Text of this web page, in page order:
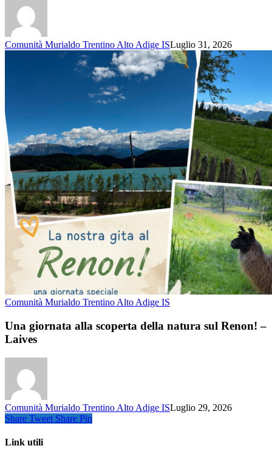
Comunità Murialdo Trentino Alto Adige ISLuglio 31, 2026
Comunità Murialdo Trentino Alto Adige IS
Una giornata alla scoperta della natura sul Renon! –
Laives
Comunità Murialdo Trentino Alto Adige ISLuglio 29, 2026
Share Tweet Share Pin
Link utili